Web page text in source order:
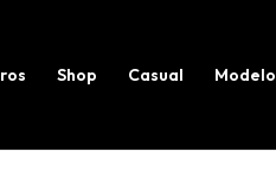
Shop Casual